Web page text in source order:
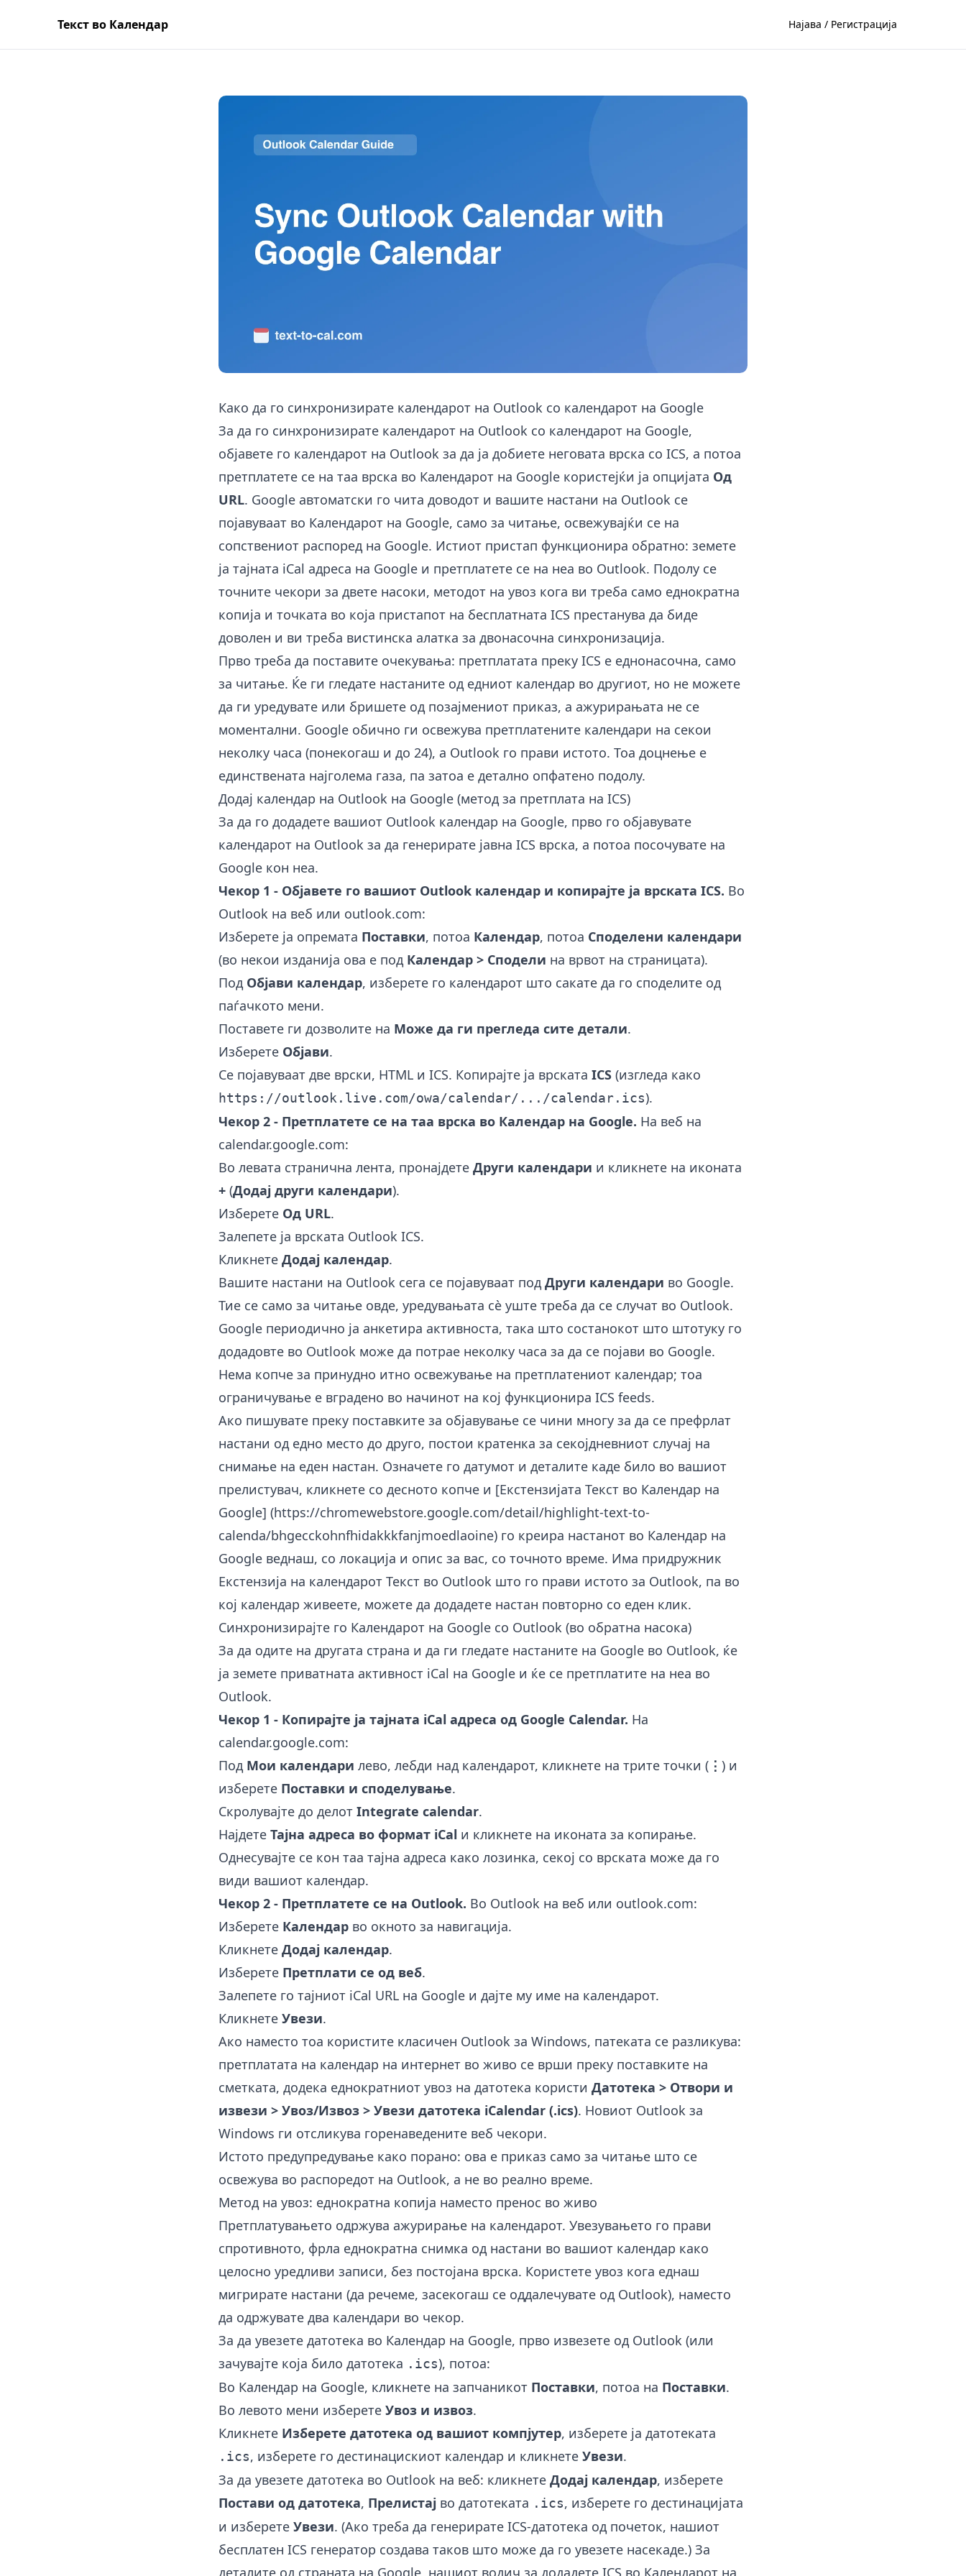
Текст во Календар Најава / Регистрација
Како да го синхронизирате календарот на Outlook со календарот на Google
За да го синхронизирате календарот на Outlook со календарот на Google,
објавете го календарот на Outlook за да ја добиете неговата врска со ICS, а потоа
претплатете се на таа врска во Календарот на Google користејќи ја опцијата Од
URL. Google автоматски го чита доводот и вашите настани на Outlook се
појавуваат во Календарот на Google, само за читање, освежувајќи се на
сопствениот распоред на Google. Истиот пристап функционира обратно: земете
ја тајната iCal адреса на Google и претплатете се на неа во Outlook. Подолу се
точните чекори за двете насоки, методот на увоз кога ви треба само еднократна
копија и точката во која пристапот на бесплатната ICS престанува да биде
доволен и ви треба вистинска алатка за двонасочна синхронизација.
Прво треба да поставите очекувања: претплатата преку ICS е еднонасочна, само
за читање. Ќе ги гледате настаните од едниот календар во другиот, но не можете
да ги уредувате или бришете од позајмениот приказ, а ажурирањата не се
моментални. Google обично ги освежува претплатените календари на секои
неколку часа (понекогаш и до 24), а Outlook го прави истото. Тоа доцнење е
единствената најголема газа, па затоа е детално опфатено подолу.
Додај календар на Outlook на Google (метод за претплата на ICS)
За да го додадете вашиот Outlook календар на Google, прво го објавувате
календарот на Outlook за да генерирате јавна ICS врска, а потоа посочувате на
Google кон неа.
Чекор 1 - Објавете го вашиот Outlook календар и копирајте ја врската ICS. Во
Outlook на веб или outlook.com:
Изберете ја опремата Поставки, потоа Календар, потоа Споделени календари
(во некои изданија ова е под Календар > Сподели на врвот на страницата).
Под Објави календар, изберете го календарот што сакате да го споделите од
паѓачкото мени.
Поставете ги дозволите на Може да ги прегледа сите детали.
Изберете Објави.
Се појавуваат две врски, HTML и ICS. Копирајте ја врската ICS (изгледа како
https://outlook.live.com/owa/calendar/.../calendar.ics).
Чекор 2 - Претплатете се на таа врска во Календар на Google. На веб на
calendar.google.com:
Во левата странична лента, пронајдете Други календари и кликнете на иконата
+ (Додај други календари).
Изберете Од URL.
Залепете ја врската Outlook ICS.
Кликнете Додај календар.
Вашите настани на Outlook сега се појавуваат под Други календари во Google.
Тие се само за читање овде, уредувањата сè уште треба да се случат во Outlook.
Google периодично ја анкетира активноста, така што состанокот што штотуку го
додадовте во Outlook може да потрае неколку часа за да се појави во Google.
Нема копче за принудно итно освежување на претплатениот календар; тоа
ограничување е вградено во начинот на кој функционира ICS feeds.
Ако пишувате преку поставките за објавување се чини многу за да се префрлат
настани од едно место до друго, постои кратенка за секојдневниот случај на
снимање на еден настан. Означете го датумот и деталите каде било во вашиот
прелистувач, кликнете со десното копче и [Екстензијата Текст во Календар на
Google] (https://chromewebstore.google.com/detail/highlight-text-to-
calenda/bhgecckohnfhidakkkfanjmoedlaoine) го креира настанот во Календар на
Google веднаш, со локација и опис за вас, со точното време. Има придружник
Екстензија на календарот Текст во Outlook што го прави истото за Outlook, па во
кој календар живеете, можете да додадете настан повторно со еден клик.
Синхронизирајте го Календарот на Google со Outlook (во обратна насока)
За да одите на другата страна и да ги гледате настаните на Google во Outlook, ќе
ја земете приватната активност iCal на Google и ќе се претплатите на неа во
Outlook.
Чекор 1 - Копирајте ја тајната iCal адреса од Google Calendar. На
calendar.google.com:
Под Мои календари лево, лебди над календарот, кликнете на трите точки ( ⋮ ) и
изберете Поставки и споделување.
Скролувајте до делот Integrate calendar.
Најдете Тајна адреса во формат iCal и кликнете на иконата за копирање.
Однесувајте се кон таа тајна адреса како лозинка, секој со врската може да го
види вашиот календар.
Чекор 2 - Претплатете се на Outlook. Во Outlook на веб или outlook.com:
Изберете Календар во окното за навигација.
Кликнете Додај календар.
Изберете Претплати се од веб.
Залепете го тајниот iCal URL на Google и дајте му име на календарот.
Кликнете Увези.
Ако наместо тоа користите класичен Outlook за Windows, патеката се разликува:
претплатата на календар на интернет во живо се врши преку поставките на
сметката, додека еднократниот увоз на датотека користи Датотека > Отвори и
извези > Увоз/Извоз > Увези датотека iCalendar (.ics). Новиот Outlook за
Windows ги отсликува горенаведените веб чекори.
Истото предупредување како порано: ова е приказ само за читање што се
освежува во распоредот на Outlook, а не во реално време.
Метод на увоз: еднократна копија наместо пренос во живо
Претплатувањето одржува ажурирање на календарот. Увезувањето го прави
спротивното, фрла еднократна снимка од настани во вашиот календар како
целосно уредливи записи, без постојана врска. Користете увоз кога еднаш
мигрирате настани (да речеме, засекогаш се оддалечувате од Outlook), наместо
да одржувате два календари во чекор.
За да увезете датотека во Календар на Google, прво извезете од Outlook (или
зачувајте која било датотека .ics), потоа:
Во Календар на Google, кликнете на запчаникот Поставки, потоа на Поставки.
Во левото мени изберете Увоз и извоз.
Кликнете Изберете датотека од вашиот компјутер, изберете ја датотеката
.ics, изберете го дестинацискиот календар и кликнете Увези.
За да увезете датотека во Outlook на веб: кликнете Додај календар, изберете
Постави од датотека, Прелистај во датотеката .ics, изберете го дестинацијата
и изберете Увези. (Ако треба да генерирате ICS-датотека од почеток, нашиот
бесплатен ICS генератор создава таков што може да го увезете насекаде.) За